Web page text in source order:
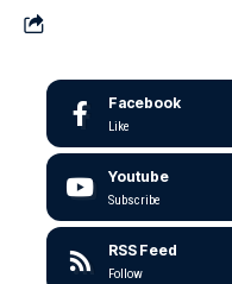
Facebook
Like
Youtube
Subscribe
RSS Feed
Follow